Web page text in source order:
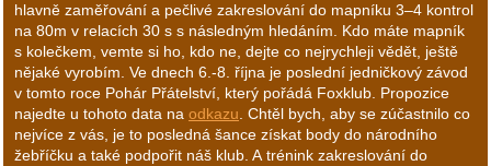
hlavně zaměřování a pečlivé zakreslování do mapníku 3–4 kontrol
na 80m v relacích 30 s s následným hledáním. Kdo máte mapník
s kolečkem, vemte si ho, kdo ne, dejte co nejrychleji vědět, ještě
nějaké vyrobím. Ve dnech 6.-8. října je poslední jedničkový závod
v tomto roce Pohár Přátelství, který pořádá Foxklub. Propozice
najedte u tohoto data na odkazu. Chtěl bych, aby se zúčastnilo co
nejvíce z vás, je to posledná šance získat body do národního
žebříčku a také podpořit náš klub. A trénink zakreslování do